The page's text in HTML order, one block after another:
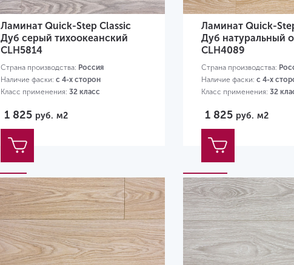
Ламинат Quick-Step Classic
Дуб серый тихоокеанский
CLH5814
Страна производства: Россия
Наличие фаски: с 4-х сторон
Класс применения: 32 класс
1 825 руб. м2
Ламинат Quick-
Дуб натуральный
CLH4089
Страна производства:
Наличие фаски: с 4-х
Класс применения: 32
1 825 руб. м2